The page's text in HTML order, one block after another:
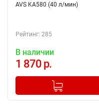
AVS KA580 (40 л/мин)
Рейтинг: 285
В наличии
1 870 р.
Добавлено в